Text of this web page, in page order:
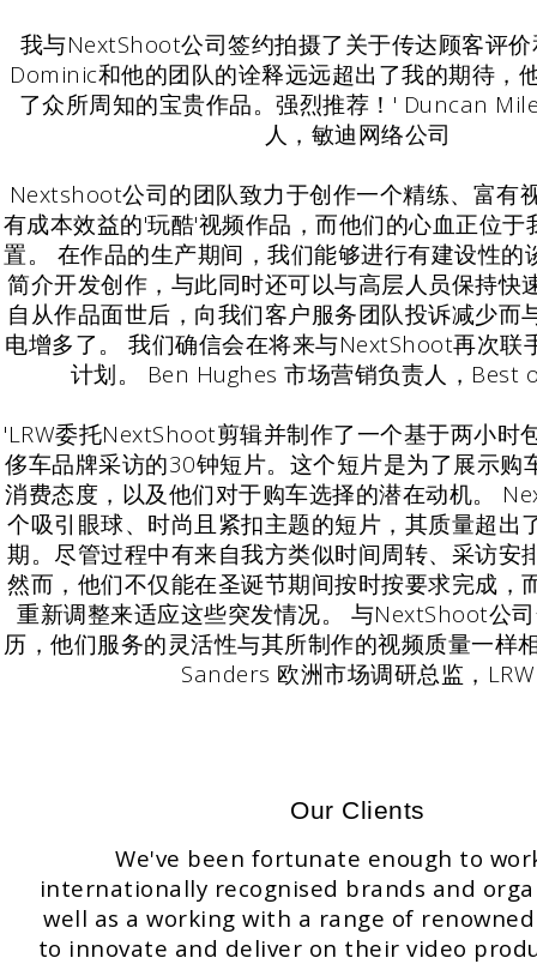
我与NextShoot公司签约拍摄了关于传达顾客评
Dominic和他的团队的诠释远远超出了我的期待，
了众所周知的宝贵作品。强烈推荐！' Duncan
人，敏迪网络公司
Nextshoot公司的团队致力于创作一个精练、富有
有成本效益的'玩酷'视频作品，而他们的心血正位于
置。 在作品的生产期间，我们能够进行有建设性的
简介开发创作，与此同时还可以与高层人员保持快
自从作品面世后，向我们客户服务团队投诉减少而
电增多了。 我们确信会在将来与NextShoot再次联
计划。 Ben Hughes 市场营销负责人，Best
'LRW委托NextShoot剪辑并制作了一个基于两小时
侈车品牌采访的30钟短片。这个短片是为了展示购
消费态度，以及他们对于购车选择的潜在动机。
个吸引眼球、时尚且紧扣主题的短片，其质量超出
期。尽管过程中有来自我方类似时间周转、采访安
然而，他们不仅能在圣诞节期间按时按要求完成，
重新调整来适应这些突发情况。 与NextShoot公
历，他们服务的灵活性与其所制作的视频质量一样
Sanders 欧洲市场调研总监，LRW
Our Clients
We've been fortunate enough to
internationally recognised brands and
well as a working with a range of
to innovate and deliver on their video